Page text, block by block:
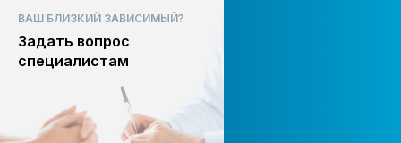
ВАШ БЛИЗКИЙ ЗАВИСИМЫЙ?
Задать вопрос
специалистам